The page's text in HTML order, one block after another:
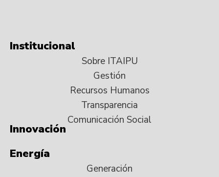
Institucional
Sobre ITAIPU
Gestión
Recursos Humanos
Transparencia
Comunicación Social
Innovación
Energía
Generación